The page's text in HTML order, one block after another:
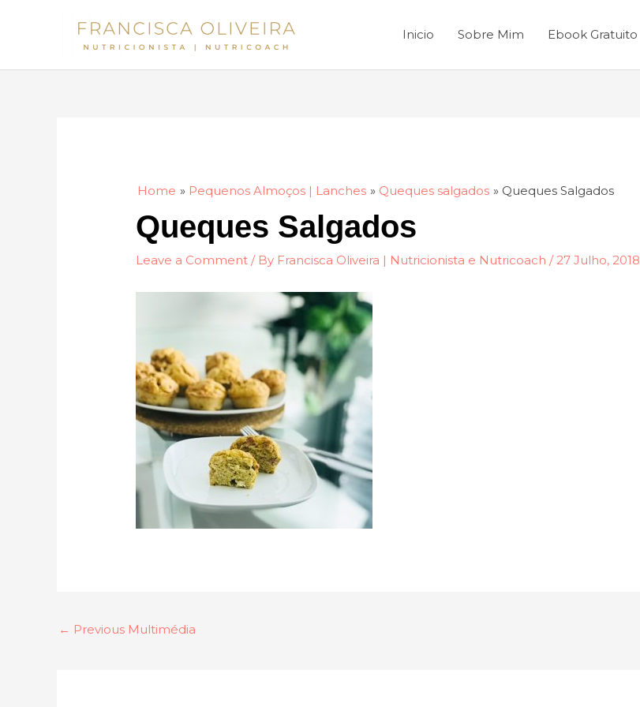
Inicio Sobre Mim Ebook Gratuito
Home Pequenos Almoços | Lanches Queques salgados Queques Salgados
Queques Salgados
Leave a Comment / By Francisca Oliveira | Nutricionista e Nutricoach/27 Julho, 2018
← Previous Multimédia